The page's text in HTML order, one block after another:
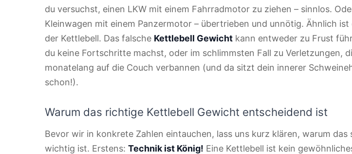
du versuchst, einen LKW mit einem Fahrradmotor zu ziehen – sinnlos.
Kleinwagen mit einem Panzermotor – übertrieben und unnötig. Ähnlich ist
der Kettlebell. Das falsche Kettlebell Gewicht kann entweder zu Frust
du keine Fortschritte machst, oder im schlimmsten Fall zu Verletzungen,
monatelang auf die Couch verbannen (und da sitzt dein innerer
schon!).
Warum das richtige Kettlebell Gewicht entscheidend ist
Bevor wir in konkrete Zahlen eintauchen, lass uns kurz klären, warum das
wichtig ist. Erstens: Technik ist König! Eine Kettlebell ist kein